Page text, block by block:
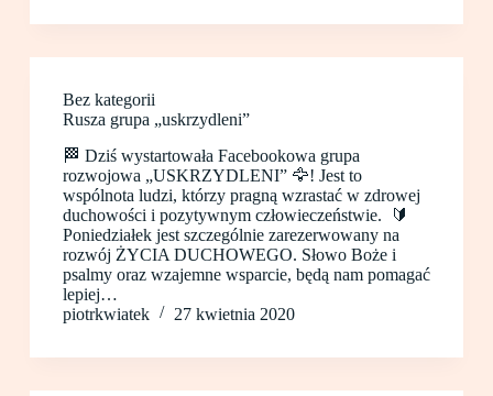
Bez kategorii
Rusza grupa „uskrzydleni”
🏁 Dziś wystartowała Facebookowa grupa
rozwojowa „USKRZYDLENI” 🦅! Jest to
wspólnota ludzi, którzy pragną wzrastać w zdrowej
duchowości i pozytywnym człowieczeństwie. 🔰
Poniedziałek jest szczególnie zarezerwowany na
rozwój ŻYCIA DUCHOWEGO. Słowo Boże i
psalmy oraz wzajemne wsparcie, będą nam pomagać
lepiej…
piotrkwiatek
27 kwietnia 2020